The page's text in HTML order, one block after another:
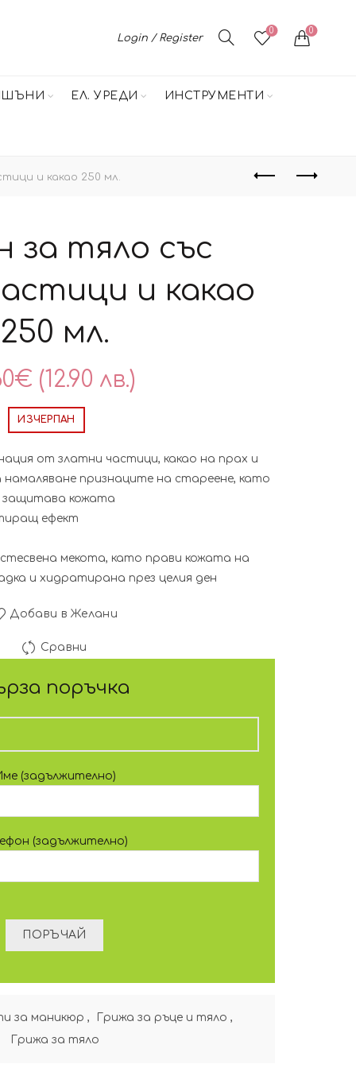
Login / Register
0 0
ЕЛ. УРЕДИ ИНСТРУМЕНТИ
и какао 250 мл.
за тяло със
и какао
250 мл.
€ (12.90 лв.)
ИЗЧЕРПАН
от златни частици, какао на прах и
намаляване признаците на стареене, като
защитава кожата
ефект
мекота, като прави кожата на
и хидратирана през целия ден
Добави в Желани
Сравни
поръчка
(задължително)
(задължително)
за маникюр , Грижа за ръце и тяло ,
Грижа за тяло